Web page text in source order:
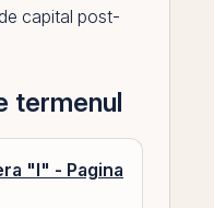
capital post-
termenul
"I" - Pagina